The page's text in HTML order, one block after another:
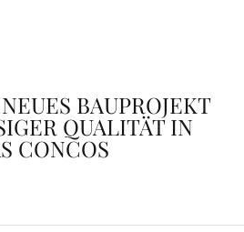
BAUPROJEKT
QUALITÄT IN
CONCOS